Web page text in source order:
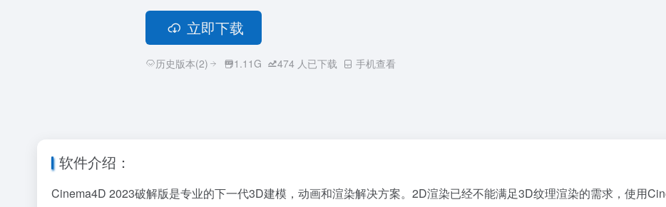
立即下载
历史版本(2) 1.11G 474 人已下载 手机查看
软件介绍：
Cinema4D 2023破解版是专业的下一代3D建模，动画和渲染解决方案。2D渲染已经不能满足3D纹理渲染的需求，使用